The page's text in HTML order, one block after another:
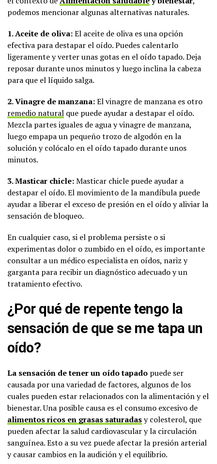
podemos mencionar algunas alternativas naturales.
1. Aceite de oliva:El aceite de oliva es una opción
efectiva para destapar el oído. Puedes calentarlo
ligeramente y verter unas gotas en el oído tapado. Deja
reposar durante unos minutos y luego inclina la cabeza
para que el líquido salga.
2. Vinagre de manzana:El vinagre de manzana es otro
remedio natural que puede ayudar a destapar el oído.
Mezcla partes iguales de agua y vinagre de manzana,
luego empapa un pequeño trozo de algodón en la
solución y colócalo en el oído tapado durante unos
minutos.
3. Masticar chicle:Masticar chicle puede ayudar a
destapar el oído. El movimiento de la mandíbula puede
ayudar a liberar el exceso de presión en el oído y aliviar la
sensación de bloqueo.
En cualquier caso, si el problema persiste o si
experimentas dolor o zumbido en el oído, es importante
consultar a un médico especialista en oídos, nariz y
garganta para recibir un diagnóstico adecuado y un
tratamiento efectivo.
¿Por qué de repente tengo la
sensación de que se me tapa un
oído?
La sensación de tener un oído tapado puede ser
causada por una variedad de factores, algunos de los
cuales pueden estar relacionados con la alimentación y el
bienestar. Una posible causa es el consumo excesivo de
alimentos ricos en grasas saturadasy colesterol, que
pueden afectar la salud cardiovascular y la circulación
sanguínea. Esto a su vez puede afectar la presión arterial
y causar cambios en la audición y el equilibrio.